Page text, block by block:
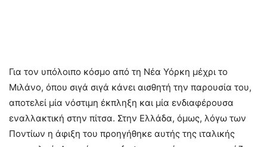
Για τον υπόλοιπο κόσμο από τη Νέα Υόρκη μέχρι το
Μιλάνο, όπου σιγά σιγά κάνει αισθητή την παρουσία του,
αποτελεί μία νόστιμη έκπληξη και μία ενδιαφέρουσα
εναλλακτική στην πίτσα. Στην Ελλάδα, όμως, λόγω των
Ποντίων η άφιξη του προηγήθηκε αυτής της ιταλικής